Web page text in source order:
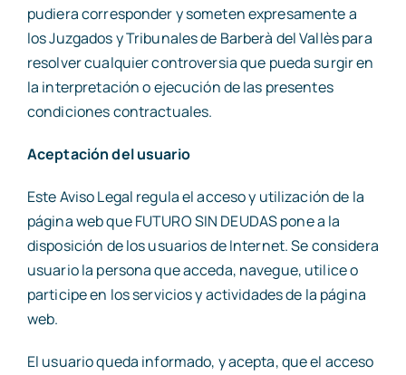
pudiera corresponder y someten expresamente a
los Juzgados y Tribunales de Barberà del Vallès para
resolver cualquier controversia que pueda surgir en
la interpretación o ejecución de las presentes
condiciones contractuales.
Aceptación del usuario
Este Aviso Legal regula el acceso y utilización de la
página web que FUTURO SIN DEUDAS pone a la
disposición de los usuarios de Internet. Se considera
usuario la persona que acceda, navegue, utilice o
participe en los servicios y actividades de la página
web.
El usuario queda informado, y acepta, que el acceso